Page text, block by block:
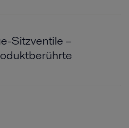
Sitzventile –